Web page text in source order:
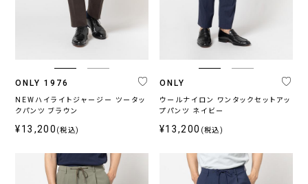
ONLY 1976
NEWハイライトジャージー ツータッ
クパンツ ブラウン
¥13,200 (税込)
ONLY
ウールナイロン ワンタックセットアッ
プパンツ ネイビー
¥13,200 (税込)